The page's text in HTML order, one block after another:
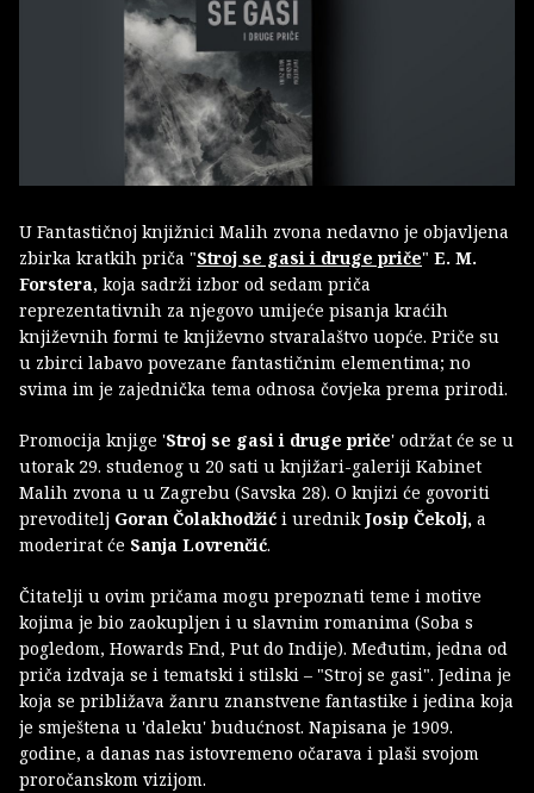
U Fantastičnoj knjižnici Malih zvona nedavno je objavljena
zbirka kratkih priča "Stroj se gasi i druge priče" E. M.
Forstera, koja sadrži izbor od sedam priča
reprezentativnih za njegovo umijeće pisanja kraćih
književnih formi te književno stvaralaštvo uopće. Priče su
u zbirci labavo povezane fantastičnim elementima; no
svima im je zajednička tema odnosa čovjeka prema prirodi.
Promocija knjige 'Stroj se gasi i druge priče' održat će se u
utorak 29. studenog u 20 sati u knjižari-galeriji Kabinet
Malih zvona u u Zagrebu (Savska 28). O knjizi će govoriti
prevoditelj Goran Čolakhodžić i urednikJosip Čekolj, a
moderirat će Sanja Lovrenčić.
Čitatelji u ovim pričama mogu prepoznati teme i motive
kojima je bio zaokupljen i u slavnim romanima (Soba s
pogledom, Howards End, Put do Indije). Međutim, jedna od
priča izdvaja se i tematski i stilski – "Stroj se gasi". Jedina je
koja se približava žanru znanstvene fantastike i jedina koja
je smještena u 'daleku' budućnost. Napisana je 1909.
godine, a danas nas istovremeno očarava i plaši svojom
proročanskom vizijom.